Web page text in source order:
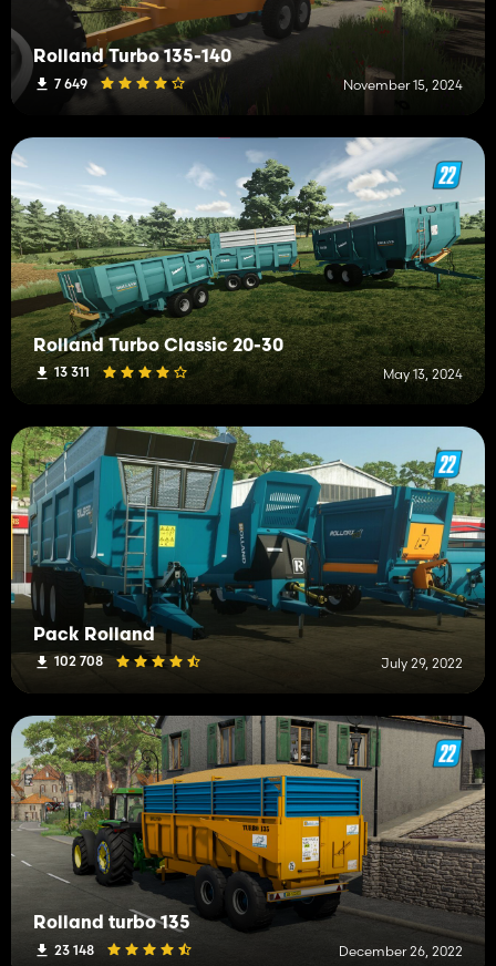
Rolland Turbo 135-140
7 649 November 15, 2024
Rolland Turbo Classic 20-30
13 311 May 13, 2024
Pack Rolland
102 708 July 29, 2022
Rolland turbo 135
23 148 December 26, 2022